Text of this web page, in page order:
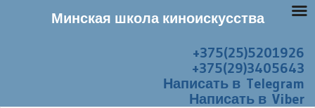
+375(25)5201926
+375(29)3405643
Написать в Telegram
Написать в Viber
Минская школа киноискусства